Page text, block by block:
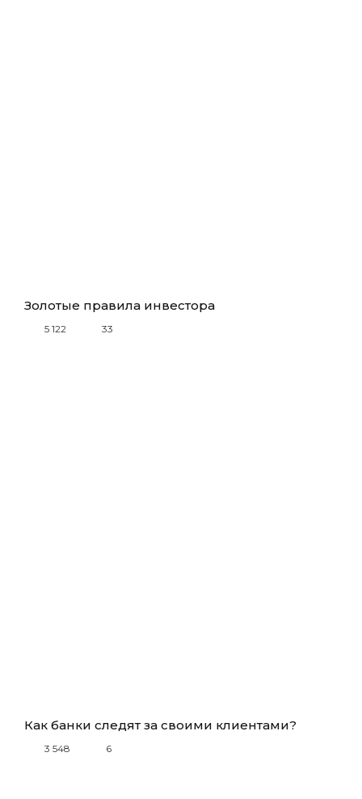
Золотые правила инвестора
5 122 33
Как банки следят за своими клиентами?
3 548 6